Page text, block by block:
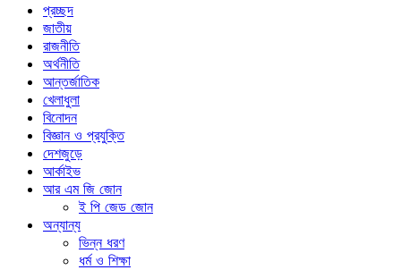
প্রচ্ছদ
জাতীয়
রাজনীতি
অর্থনীতি
আন্তর্জাতিক
খেলাধুলা
বিনোদন
বিজ্ঞান ও প্রযুক্তি
দেশজুড়ে
আর্কাইভ
আর এম জি জোন
ই পি জেড জোন
অন্যান্য
ভিন্ন ধরণ
ধর্ম ও শিক্ষা